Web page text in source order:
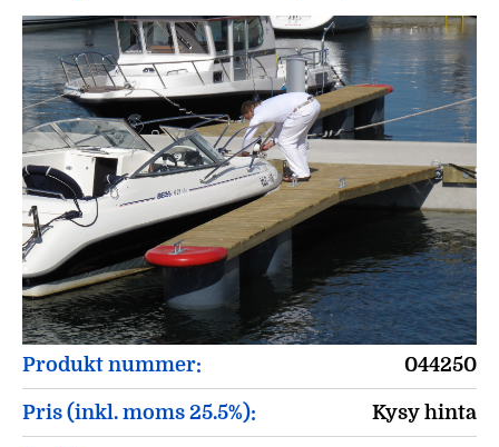
Produkt nummer: 044250
Pris (inkl. moms 25.5%): Kysy hinta